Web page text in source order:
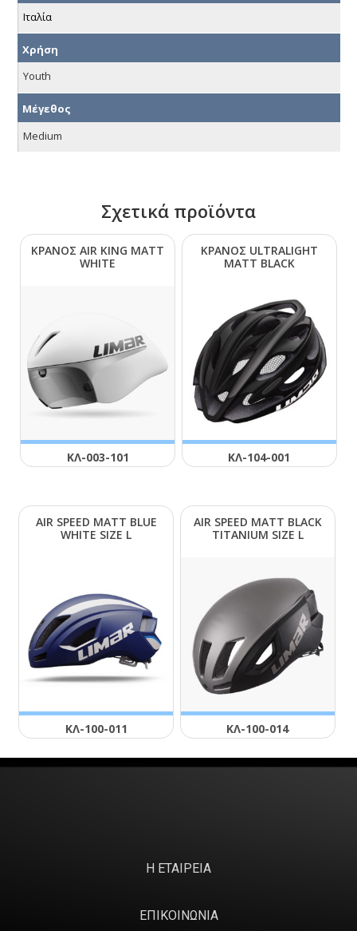
Ιταλία
Χρήση
Youth
Μέγεθος
Medium
Σχετικά προϊόντα
ΚΡΑΝΟΣ ΑΙR ΚΙΝG ΜΑΤΤ
WΗΙΤΕ
ΚΛ-003-101
ΚΡΑΝΟΣ ULΤRΑLΙGΗΤ
ΜΑΤΤ ΒLΑCΚ
ΚΛ-104-001
ΑΙR SΡΕΕD ΜΑΤΤ ΒLUΕ
WΗΙΤΕ SΙΖΕ L
ΚΛ-100-011
ΑΙR SΡΕΕD ΜΑΤΤ ΒLΑCΚ
ΤΙΤΑΝΙUΜ SΙΖΕ L
ΚΛ-100-014
Η ΕΤΑΙΡΕΙΑ
ΕΠΙΚΟΙΝΩΝΙΑ